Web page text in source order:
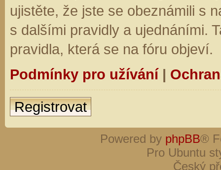
ujistěte, že jste se obeznámili s
s dalšími pravidly a ujednáními.
pravidla, která se na fóru objeví.
Podmínky pro užívání|
Registrovat
Powered by phpBB®
Pro Ubuntu
Český